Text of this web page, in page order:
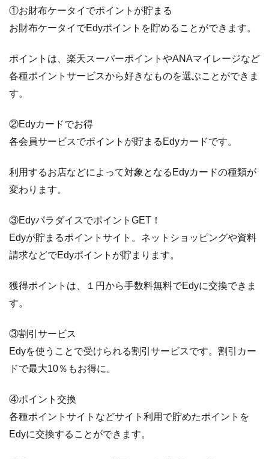
①お財布ケータイでポイントが貯まる
お財布ケータイでEdyポイントを貯めることができます。
ポイントは、楽天スーパーポイントやANAマイレージなど
各種ポイントサービスから好きなものを選ぶことができま
す。
②Edyカードでお得
各会員サービスでポイントが貯まるEdyカードです。
利用するお店などによって対象となるEdyカードの種類が
変わります。
③EdyパラダイスでポイントGET！
Edyが貯まるポイントサイト。ネットショッピングや資料
請求などでEdyポイントが貯まります。
獲得ポイントは、１円から手数料無料でEdyに交換できま
す。
③割引サービス
Edyを使うことで受けられる割引サービスです。割引カー
ドで最大10％もお得に。
④ポイント交換
各種ポイントサイトなどサイト利用で貯めたポイントを
Edyに交換することができます。